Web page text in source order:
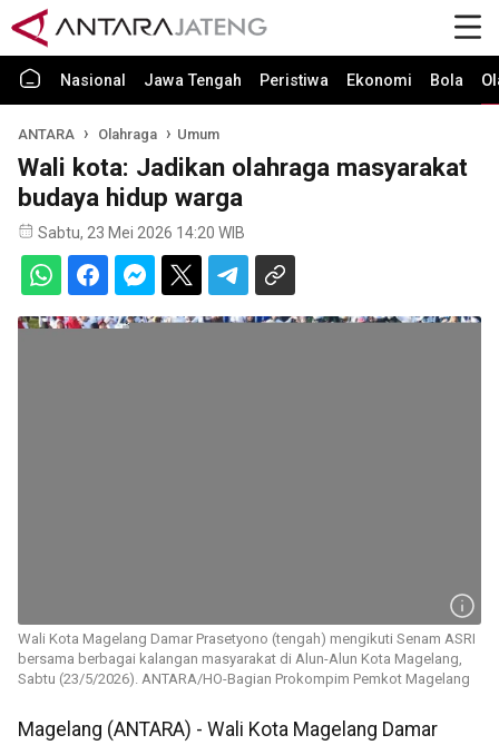
Nasional Jawa Tengah Peristiwa Ekonomi Bola
ANTARA Olahraga Umum
Wali kota: Jadikan olahraga masyarakat
budaya hidup warga
Sabtu, 23 Mei 2026 14:20 WIB
Wali Kota Magelang Damar Prasetyono (tengah) mengikuti Senam ASRI
bersama berbagai kalangan masyarakat di Alun-Alun Kota Magelang,
Sabtu (23/5/2026). ANTARA/HO-Bagian Prokompim Pemkot Magelang
Magelang (ANTARA) - Wali Kota Magelang Damar